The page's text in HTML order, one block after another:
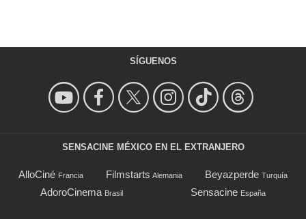
SÍGUENOS
SENSACINE MÉXICO EN EL EXTRANJERO
AlloCiné Francia Filmstarts Alemania Beyazperde Turquía
AdoroCinema Brasil Sensacine España